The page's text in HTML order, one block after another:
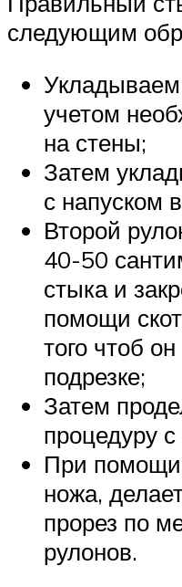
следующим
учетом
на стены;
Затем
с напуском
Второй
40-50
стыка и
помощи
того чтоб
подрезке;
Затем
процедуру
При помощи
ножа,
прорез по
рулонов.